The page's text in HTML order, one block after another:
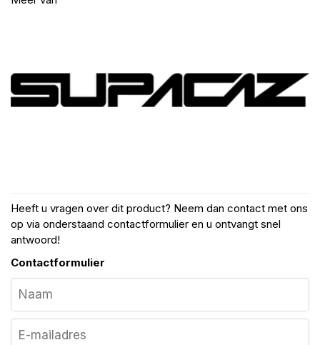
Heeft u vragen over dit product? Neem dan contact met ons
op via onderstaand contactformulier en u ontvangt snel
antwoord!
Contactformulier